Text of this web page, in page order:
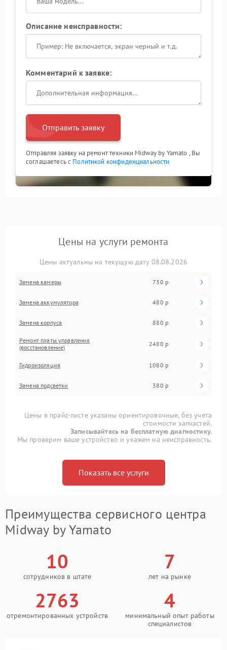
Описание неисправности:
Комментарий к заявке:
Отправить заявку
Отправляя заявку на ремонт техники Midway by Yamato , Вы
соглашаетесь с Политикой конфиденциальности
Цены на услуги ремонта
Цены актуальны на текущую дату 08.08.2026
Замена камеры 730 р
Замена аккумулятора 480 р
Замена корпуса 880 р
Ремонт платы управления
(восстановление)
2480 р
Гидроизоляция 1080 р
Замена подсветки 380 р
Цены в прайс-листе указаны ориентировочные, без учета
стоимости запчастей.
Записывайтесь на бесплатную диагностику.
Мы проверим ваше устройство и укажем на неисправность.
Показать все услуги
Преимущества сервисного центра
Midway by Yamato
10
сотрудников в штате
7
лет на рынке
2763
отремонтированных устройств
4
минимальный опыт работы
специалистов